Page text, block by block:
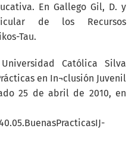
En Gallego Gil, D. y
de los Recursos
Tau.
Católica Silva
en In¬clusión Juvenil
25 de abril de 2010, en